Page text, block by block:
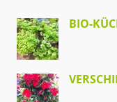
BIO-